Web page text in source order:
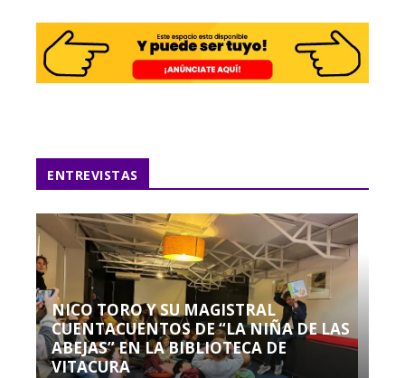
ENTREVISTAS
NICO TORO Y SU MAGISTRAL
CUENTACUENTOS DE “LA NIÑA DE LAS
ABEJAS” EN LA BIBLIOTECA DE
VITACURA